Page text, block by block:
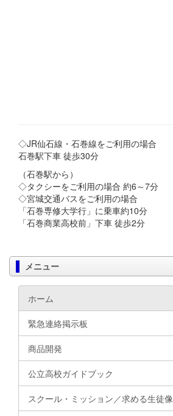
◇JR仙石線・石巻線をご利用の場合
石巻駅下車 徒歩30分
（石巻駅から）
◇タクシーをご利用の場合 約6～7分
◇宮城交通バスをご利用の場合
「石巻専修大学行」に乗車約10分
「石巻商業高校前」下車 徒歩2分
メニュー
ホーム
緊急連絡掲示板
商品開発
公立高校ガイドブック
スクール・ミッション／求める生徒像